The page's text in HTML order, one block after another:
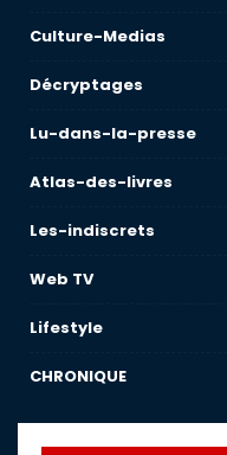
Culture-Medias
Décryptages
Lu-dans-la-presse
Atlas-des-livres
Les-indiscrets
Web TV
Lifestyle
CHRONIQUE